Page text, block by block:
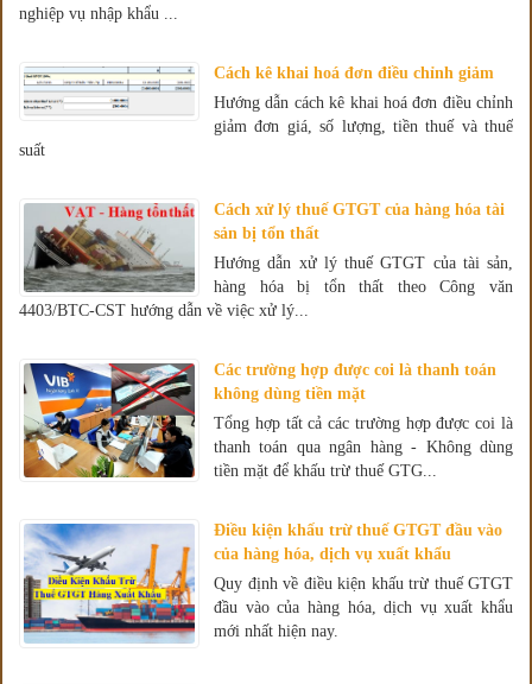
nghiệp vụ nhập khẩu ...
Cách kê khai hoá đơn điều chỉnh giảm
Hướng dẫn cách kê khai hoá đơn điều chỉnh
giảm đơn giá, số lượng, tiền thuế và thuế
suất
Cách xử lý thuế GTGT của hàng hóa tài
sản bị tổn thất
Hướng dẫn xử lý thuế GTGT của tài sản,
hàng hóa bị tổn thất theo Công văn
4403/BTC-CST hướng dẫn về việc xử lý...
Các trường hợp được coi là thanh toán
không dùng tiền mặt
Tổng hợp tất cả các trường hợp được coi là
thanh toán qua ngân hàng - Không dùng
tiền mặt để khấu trừ thuế GTG...
Điều kiện khấu trừ thuế GTGT đầu vào
của hàng hóa, dịch vụ xuất khẩu
Quy định về điều kiện khấu trừ thuế GTGT
đầu vào của hàng hóa, dịch vụ xuất khẩu
mới nhất hiện nay.